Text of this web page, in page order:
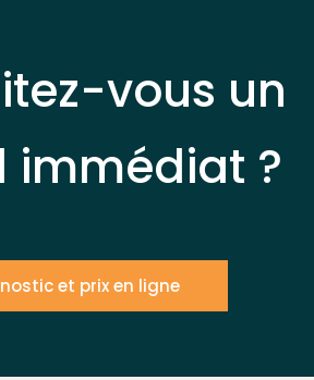
vous un
immédiat ?
et prix en ligne